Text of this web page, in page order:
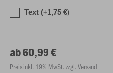
Text (+1,75 €)
ab 60,99 €
Preis inkl. 19% MwSt. zzgl. Versand